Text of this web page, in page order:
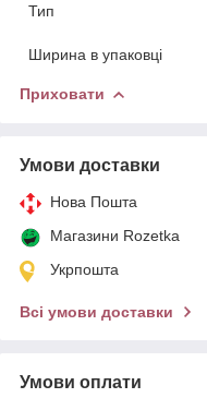
Тип
Ширина в упаковці
Приховати
Умови доставки
Нова Пошта
Магазини Rozetka
Укрпошта
Всі умови доставки
Умови оплати